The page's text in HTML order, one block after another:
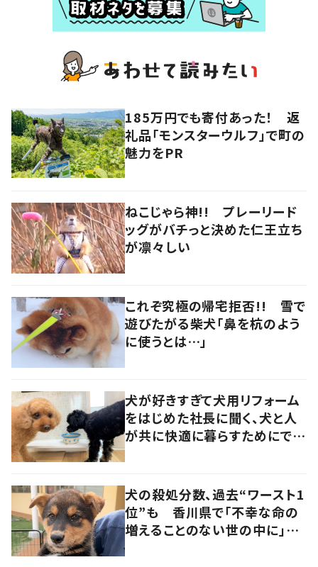
185万円でも寄付あった！ 返
礼品「モンスターウルフ」で町の
魅力をPR
ねこじゃら神!! プレーリード
ッグがバチっと決めた仁王立ち
が凛々しい
これぞ究極の帰宅拒否!! 雪で
遊びたがる柴犬「鼻を杭のよう
に使うとは…」
犬が好きすぎて犬用リフォーム
をはじめた社長に聞く、犬と人
が共に快適に暮らすためにでき
犬の殺処分数、過去“ワースト1
位”も 香川県で「不幸な命の
増えることのない世の中に」と